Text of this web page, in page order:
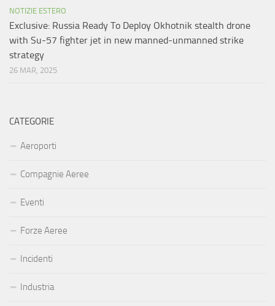
NOTIZIE ESTERO
Exclusive: Russia Ready To Deploy Okhotnik stealth drone
with Su-57 fighter jet in new manned-unmanned strike
strategy
26 MAR, 2025
CATEGORIE
Aeroporti
Compagnie Aeree
Eventi
Forze Aeree
Incidenti
Industria